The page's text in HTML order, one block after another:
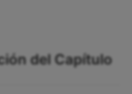
del Capítulo